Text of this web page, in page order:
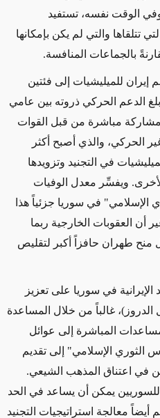
الوقت نفسه، تستفيد
تتلقاها والتي لم يكن بإمكانها
بالجماعات المنافسة.
إيران للميليشيات إلى فئتين
الدعم الحركي ذروته بين عامي
من قبل القوات
الحركي، والذي أصبح أكثر
في التجنيد وتزويدها
. ويفسِّر معدل الوفيات
في سوريا جزئياً هذا
أن العقوبات الخارجية ربما
منح طهران حافزاً أكبر لتقليص
الإيرانية في سوريا على تعزيز
الدروز)، غالباً من خلال المساعدة
المباشرة إلى عوائل
الثوري الإسلامي" إلى تقديم
في اعتناق المذهب الشيعي.
يمكن أن يساعد في الحد
أيضاً معالجة استراتيجيات التجنيد